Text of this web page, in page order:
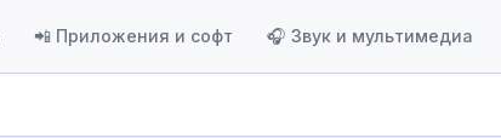
📲 Приложения и софт 🎧 Звук и мультимедиа